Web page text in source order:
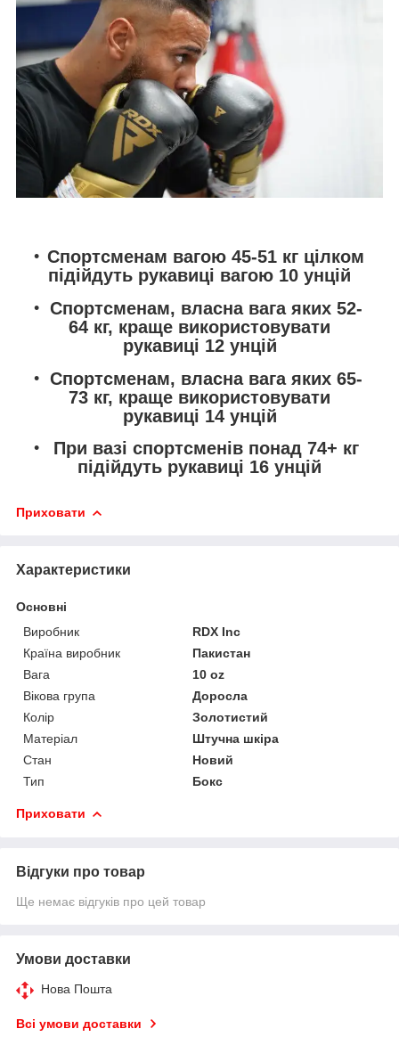
Спортсменам вагою 45-51 кг цілком
підійдуть рукавиці вагою 10 унцій
Спортсменам, власна вага яких 52-
64 кг, краще використовувати
рукавиці 12 унцій
Спортсменам, власна вага яких 65-
73 кг, краще використовувати
рукавиці 14 унцій
При вазі спортсменів понад 74+ кг
підійдуть рукавиці 16 унцій
Приховати
Характеристики
Основні
Виробник
RDX Inc
Країна виробник
Пакистан
Вага
10 oz
Вікова група
Доросла
Колір
Золотистий
Матеріал
Штучна шкіра
Стан
Новий
Тип
Бокс
Приховати
Відгуки про товар
Ще немає відгуків про цей товар
Умови доставки
Нова Пошта
Всі умови доставки